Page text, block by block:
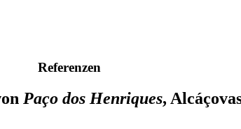
Referenzen
Paço dos Henriques,